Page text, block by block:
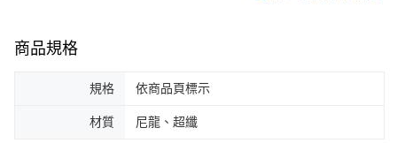
商品規格
規格 依商品頁標示
材質 尼龍、超纖